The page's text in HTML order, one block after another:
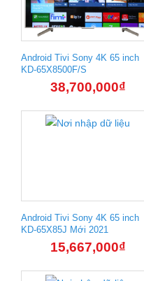
Android Tivi Sony 4K 65 inch
KD-65X8500F/S
38,700,000₫
Android Tivi Sony 4K 65 inch
KD-65X85J Mới 2021
15,667,000₫